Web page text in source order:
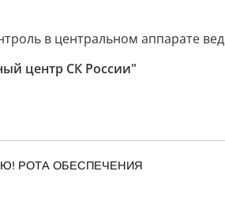
в центральном аппарате
центр СК России"
РОТА ОБЕСПЕЧЕНИЯ